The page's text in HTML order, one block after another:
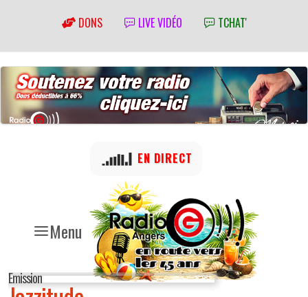
DONS LIVE VIDÉO TCHAT'
Menu
EN DIRECT
Emission